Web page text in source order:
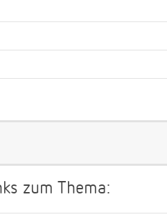
zum Thema: